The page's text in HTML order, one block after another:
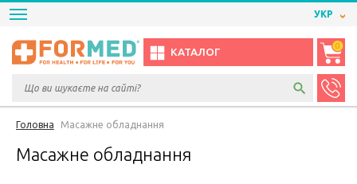
УКР
КАТАЛОГ
0
Головна Масажне обладнання
Масажне обладнання